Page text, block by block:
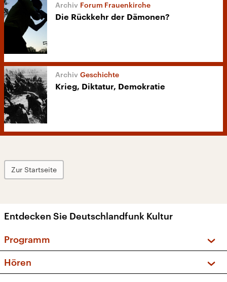
Forum Frauenkirche
Die Rückkehr der Dämonen?
Geschichte
Krieg, Diktatur, Demokratie
Zur Startseite
Entdecken Sie Deutschlandfunk Kultur
Programm
Sendungen und Podcasts
Hören